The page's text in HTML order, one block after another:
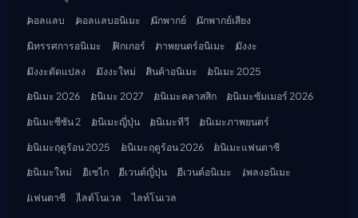
คอลแลบ
คอลแลบอนิเมะ นักพากย์
นักพากย์เสียง
นิทรรศการอนิเมะ
ฟิกเกอร์ ภาพยนตร์อนิเมะ
มังงะ
มังงะดัดแปลง
มังงะใหม่ สินค้าอนิเมะ
อนิเมะ 2025
อนิเมะ 2026
อนิเมะ 2027 อนิเมะคลาสสิก
อนิเมะซัมเมอร์ 2026
อนิเมะซีซัน 2
อนิเมะญี่ปุ่น อนิเมะทีวี
อนิเมะภาพยนตร์
อนิเมะฤดูร้อน 2025
อนิเมะฤดูร้อน 2026
อนิเมะแฟนตาซี
อนิเมะใหม่
อิเซไก อีเวนต์ญี่ปุ่น อีเวนต์อนิเมะ
เพลงอนิเมะ
แฟนตาซี
ไลต์โนเวล ไลท์โนเวล